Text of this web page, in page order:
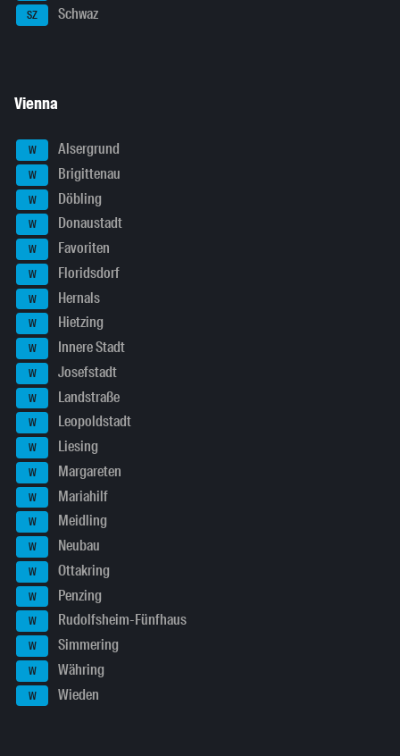
SZ Schwaz
Vienna
W Alsergrund
W Brigittenau
W Döbling
W Donaustadt
W Favoriten
W Floridsdorf
W Hernals
W Hietzing
W Innere Stadt
W Josefstadt
W Landstraße
W Leopoldstadt
W Liesing
W Margareten
W Mariahilf
W Meidling
W Neubau
W Ottakring
W Penzing
W Rudolfsheim-Fünfhaus
W Simmering
W Währing
W Wieden